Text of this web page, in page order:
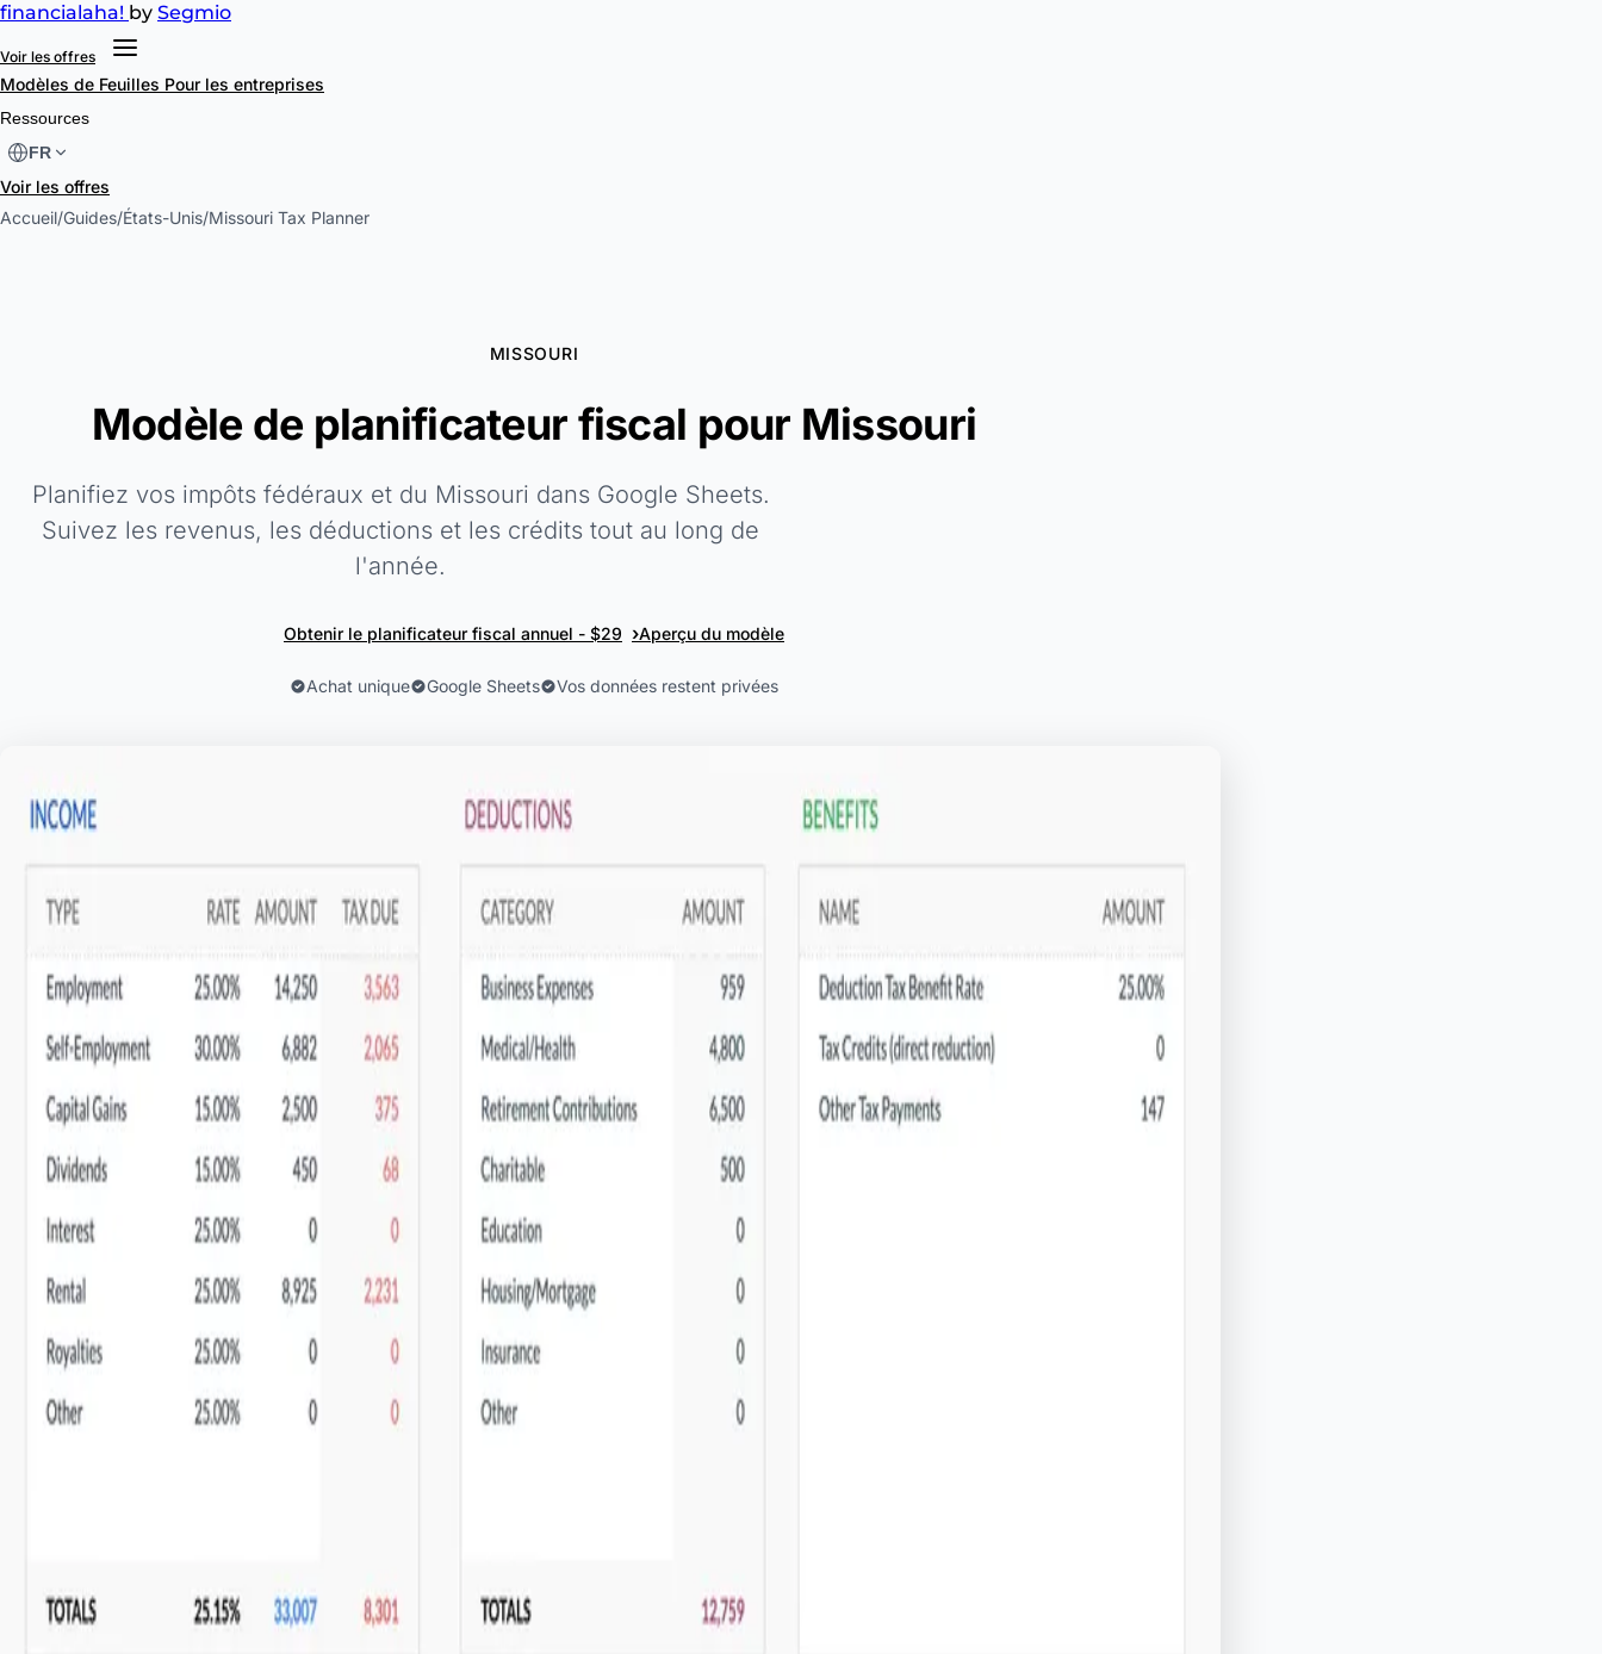
financialaha! by Segmio
Voir les offres
Modèles de Feuilles Pour les entreprises
Ressources
FR
Voir les offres
Accueil/Guides/États-Unis/Missouri Tax Planner
MISSOURI
Modèle de planificateur fiscal pour Missouri
Planifiez vos impôts fédéraux et du Missouri dans Google Sheets.
Suivez les revenus, les déductions et les crédits tout au long de
l'année.
Obtenir le planificateur fiscal annuel - $29 ›Aperçu du modèle
Achat unique Google Sheets Vos données restent privées